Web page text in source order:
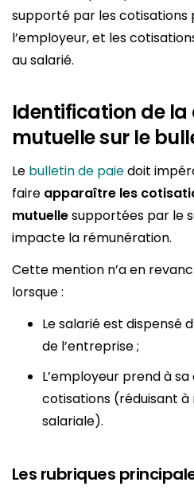
supporté par les cotisations
l’employeur, et les
au salarié.
Identification de
mutuelle sur le
Le bulletin de paiedoit
faire apparaître les
mutuellesupportées par le
impacte la rémunération.
Cette mention n’a en
lorsque :
Le salarié est dispensé
de l’entreprise ;
L’employeur prend à sa
cotisations (réduisant
salariale).
Les rubriques